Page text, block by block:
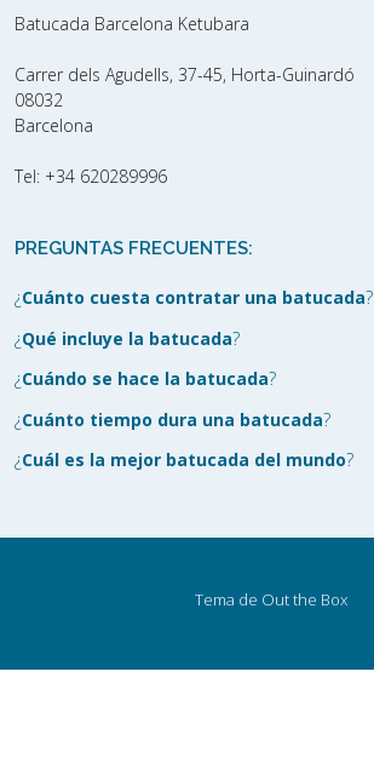
Batucada Barcelona Ketubara
Carrer dels Agudells, 37-45, Horta-Guinardó
08032
Barcelona
Tel: +34 620289996
PREGUNTAS FRECUENTES:
¿Cuánto cuesta contratar una batucada?
¿Qué incluye la batucada?
¿Cuándo se hace la batucada?
¿Cuánto tiempo dura una batucada?
¿Cuál es la mejor batucada del mundo?
Tema de Out the Box